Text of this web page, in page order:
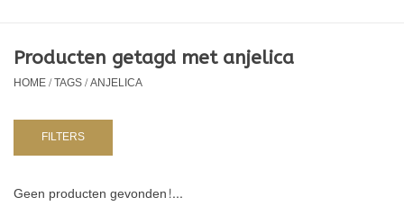
Kids
NURSERY / TABLEWARE
Producten getagd met anjelica
HOME/TAGS/ANJELICA
FILTERS
Geen producten gevonden!...